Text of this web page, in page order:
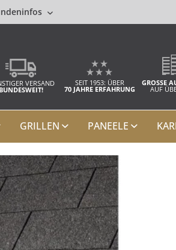
VERSAND
BUNDESWEIT!
SEIT 1953: ÜBER
70 JAHRE ERFAHRUNG
GROSSE
AUF
GRILLEN PANEELE